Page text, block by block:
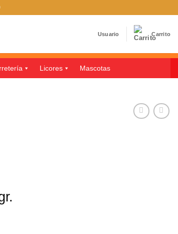
Usuario Carrito
Licores Mascotas